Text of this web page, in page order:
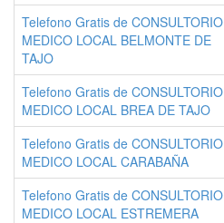
Telefono Gratis de CONSULTORIO
MEDICO LOCAL BELMONTE DE
TAJO
Telefono Gratis de CONSULTORIO
MEDICO LOCAL BREA DE TAJO
Telefono Gratis de CONSULTORIO
MEDICO LOCAL CARABAÑA
Telefono Gratis de CONSULTORIO
MEDICO LOCAL ESTREMERA